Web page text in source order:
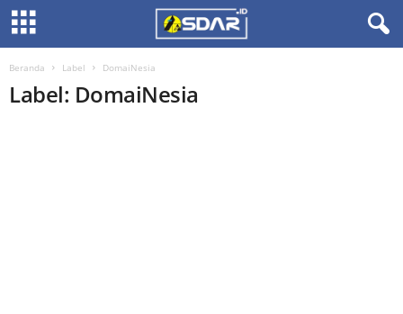
Beranda Label DomaiNesia
Label: DomaiNesia